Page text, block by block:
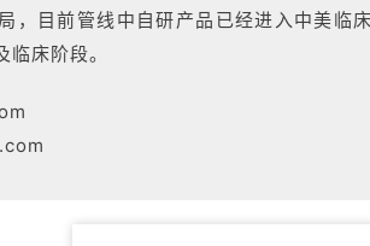
，目前管线中自研产品已经进入中美临
床阶段。